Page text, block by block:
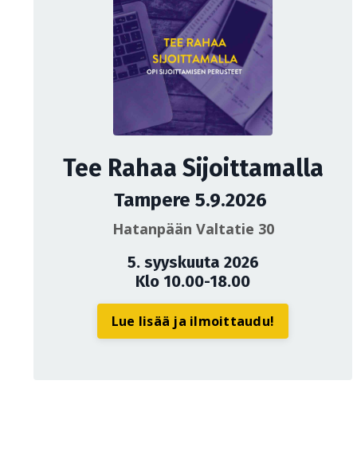
Tee Rahaa Sijoittamalla
Tampere 5.9.2026
Hatanpään Valtatie 30
5. syyskuuta 2026
Klo 10.00-18.00
Lue lisää ja ilmoittaudu!